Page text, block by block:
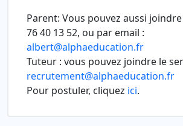
Parent: Vous pouvez aussi
76 40 13 52, ou par email :
albert@alphaeducation.fr
Tuteur : vous pouvez joindre le
recrutement@alphaeducation.fr
Pour postuler, cliquez ici.